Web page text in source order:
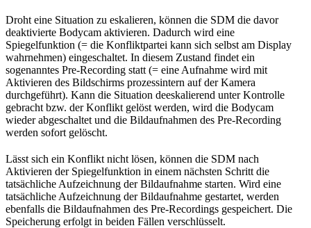
Droht eine Situation zu eskalieren, können die SDM die davor
deaktivierte Bodycam aktivieren. Dadurch wird eine
Spiegelfunktion (= die Konfliktpartei kann sich selbst am Display
wahrnehmen) eingeschaltet. In diesem Zustand findet ein
sogenanntes Pre-Recording statt (= eine Aufnahme wird mit
Aktivieren des Bildschirms prozessintern auf der Kamera
durchgeführt). Kann die Situation deeskalierend unter Kontrolle
gebracht bzw. der Konflikt gelöst werden, wird die Bodycam
wieder abgeschaltet und die Bildaufnahmen des Pre-Recording
werden sofort gelöscht.
Lässt sich ein Konflikt nicht lösen, können die SDM nach
Aktivieren der Spiegelfunktion in einem nächsten Schritt die
tatsächliche Aufzeichnung der Bildaufnahme starten. Wird eine
tatsächliche Aufzeichnung der Bildaufnahme gestartet, werden
ebenfalls die Bildaufnahmen des Pre-Recordings gespeichert. Die
Speicherung erfolgt in beiden Fällen verschlüsselt.